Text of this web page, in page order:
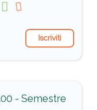
Iscriviti
- Semestre